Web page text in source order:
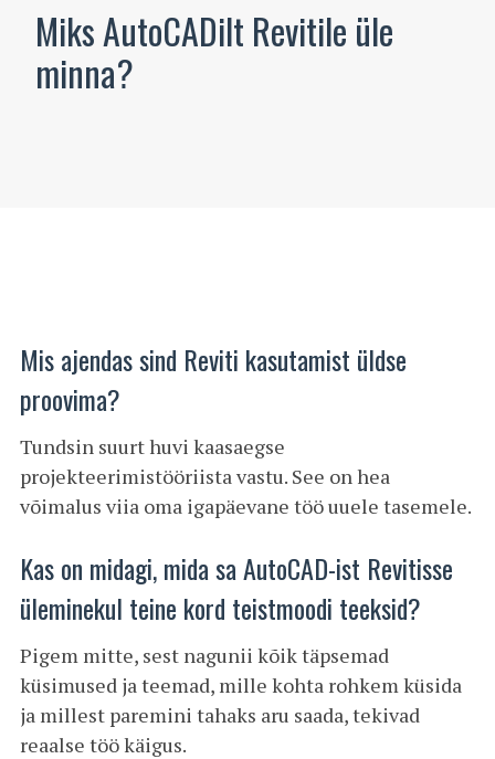
Miks AutoCADilt Revitile üle
minna?
Mis ajendas sind Reviti kasutamist üldse
proovima?
Tundsin suurt huvi kaasaegse
projekteerimistööriista vastu. See on hea
võimalus viia oma igapäevane töö uuele tasemele.
Kas on midagi, mida sa AutoCAD-ist Revitisse
üleminekul teine kord teistmoodi teeksid?
Pigem mitte, sest nagunii kõik täpsemad
küsimused ja teemad, mille kohta rohkem küsida
ja millest paremini tahaks aru saada, tekivad
reaalse töö käigus.